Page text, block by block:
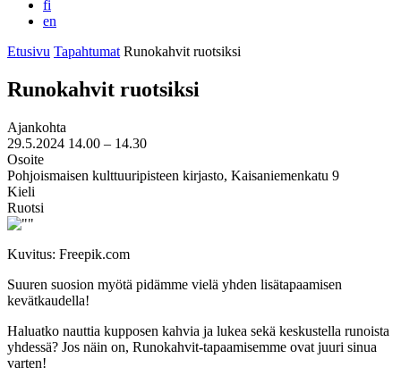
fi
en
Etusivu Tapahtumat Runokahvit ruotsiksi
Runokahvit ruotsiksi
Ajankohta
29.5.2024 14.00 – 14.30
Osoite
Pohjoismaisen kulttuuripisteen kirjasto, Kaisaniemenkatu 9
Kieli
Ruotsi
Kuvitus: Freepik.com
Suuren suosion myötä pidämme vielä yhden lisätapaamisen
kevätkaudella!
Haluatko nauttia kupposen kahvia ja lukea sekä keskustella runoista
yhdessä? Jos näin on, Runokahvit-tapaamisemme ovat juuri sinua
varten!